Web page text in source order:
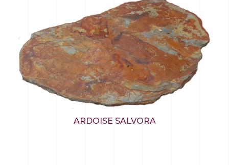
ARDOISE SALVORA